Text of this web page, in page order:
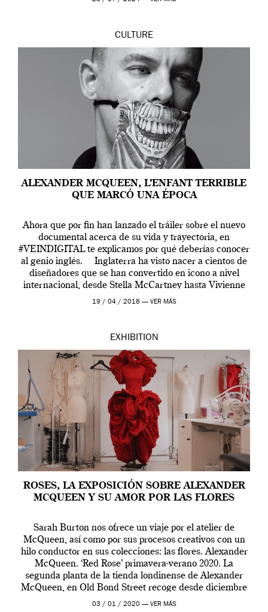
CULTURE
ALEXANDER MCQUEEN, L’ENFANT TERRIBLE
QUE MARCÓ UNA ÉPOCA
Ahora que por fin han lanzado el tráiler sobre el nuevo
documental acerca de su vida y trayectoria, en
#VEINDIGITAL te explicamos por qué deberías conocer
al genio inglés. Inglaterra ha visto nacer a cientos de
diseñadores que se han convertido en icono a nivel
internacional, desde Stella McCartney hasta Vivienne
Westwood pasando […]
19 / 04 / 2018 — VER MÁS
EXHIBITION
ROSES, LA EXPOSICIÓN SOBRE ALEXANDER
MCQUEEN Y SU AMOR POR LAS FLORES
Sarah Burton nos ofrece un viaje por el atelier de
McQueen, así como por sus procesos creativos con un
hilo conductor en sus colecciones: las flores. Alexander
McQueen. ‘Red Rose’ primavera-verano 2020. La
segunda planta de la tienda londinense de Alexander
McQueen, en Old Bond Street recoge desde diciembre
de 2019 hasta final de abril […]
03 / 01 / 2020 — VER MÁS